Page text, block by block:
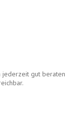
jederzeit gut beraten